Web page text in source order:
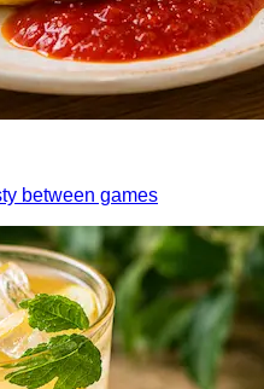
between games